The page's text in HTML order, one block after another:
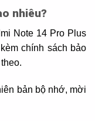
nhiêu?
Note 14 Pro Plus
chính sách bảo
bản bộ nhớ, mời